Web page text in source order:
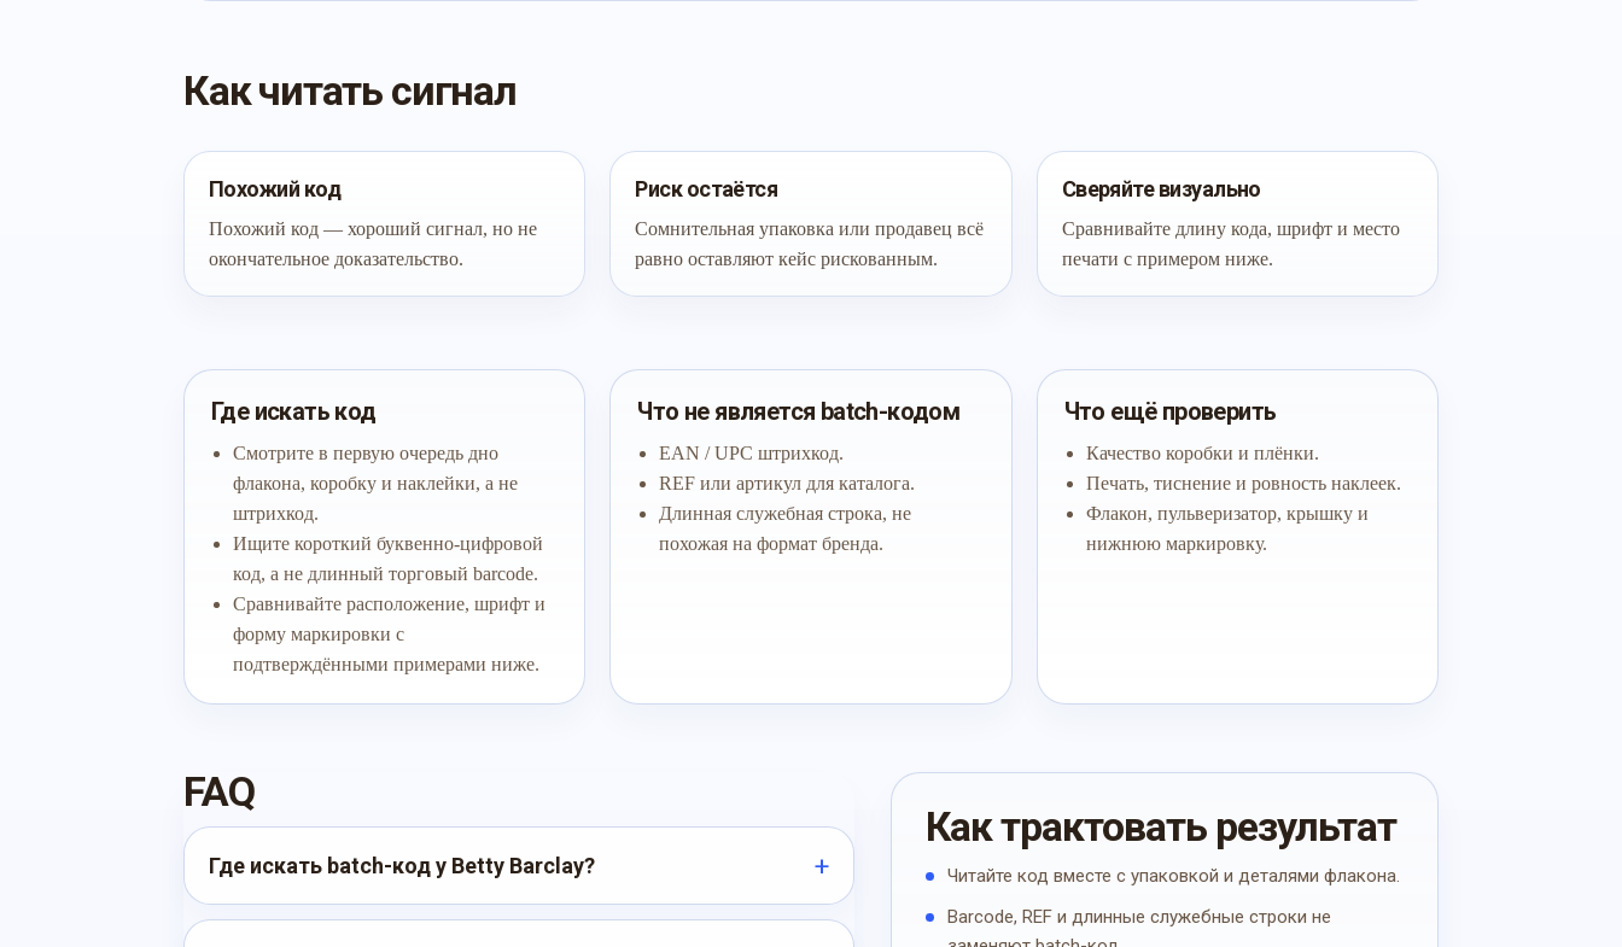
Как читать сигнал
Похожий код
Похожий код — хороший сигнал, но не
окончательное доказательство.
Риск остаётся
Сомнительная упаковка или продавец всё
равно оставляют кейс рискованным.
Сверяйте визуально
Сравнивайте длину кода, шрифт и место
печати с примером ниже.
Где искать код
Смотрите в первую очередь дно
флакона, коробку и наклейки, а не
штрихкод.
Ищите короткий буквенно-цифровой
код, а не длинный торговый barcode.
Сравнивайте расположение, шрифт и
форму маркировки с
подтверждёнными примерами ниже.
Что не является batch-кодом
EAN / UPC штрихкод.
REF или артикул для каталога.
Длинная служебная строка, не
похожая на формат бренда.
Что ещё проверить
Качество коробки и плёнки.
Печать, тиснение и ровность наклеек.
Флакон, пульверизатор, крышку и
нижнюю маркировку.
FAQ
Где искать batch-код у Betty Barclay?
Как трактовать результат
Читайте код вместе с упаковкой и деталями флакона.
Barcode, REF и длинные служебные строки не